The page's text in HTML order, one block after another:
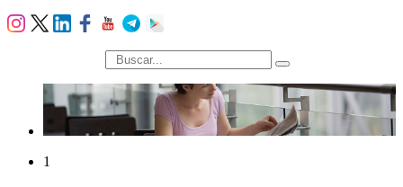
búsqueda
1